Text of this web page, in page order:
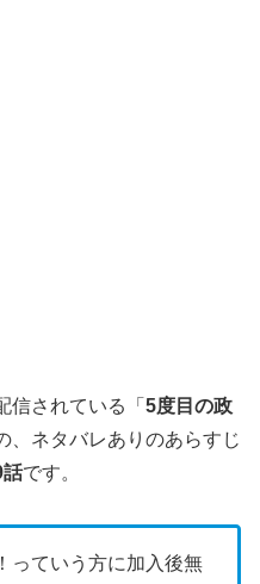
信されている「 5度目の政
、ネタバレありのあらすじ
話です。
っていう方に加入後無